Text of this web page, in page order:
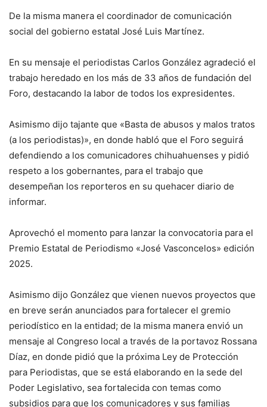
De la misma manera el coordinador de comunicación
social del gobierno estatal José Luis Martínez.
En su mensaje el periodistas Carlos González agradeció el
trabajo heredado en los más de 33 años de fundación del
Foro, destacando la labor de todos los expresidentes.
Asimismo dijo tajante que «Basta de abusos y malos tratos
(a los periodistas)», en donde habló que el Foro seguirá
defendiendo a los comunicadores chihuahuenses y pidió
respeto a los gobernantes, para el trabajo que
desempeñan los reporteros en su quehacer diario de
informar.
Aprovechó el momento para lanzar la convocatoria para el
Premio Estatal de Periodismo «José Vasconcelos» edición
2025.
Asimismo dijo González que vienen nuevos proyectos que
en breve serán anunciados para fortalecer el gremio
periodístico en la entidad; de la misma manera envió un
mensaje al Congreso local a través de la portavoz Rossana
Díaz, en donde pidió que la próxima Ley de Protección
para Periodistas, que se está elaborando en la sede del
Poder Legislativo, sea fortalecida con temas como
subsidios para que los comunicadores y sus familias